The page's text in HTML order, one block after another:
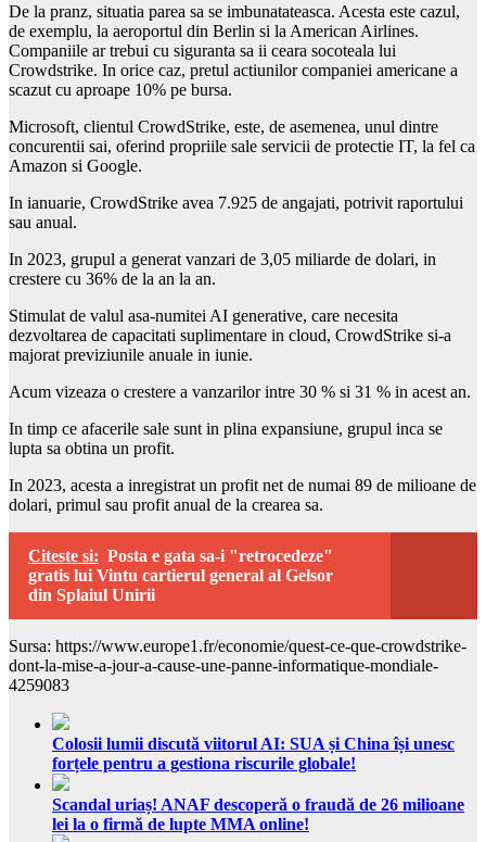
De la pranz, situatia parea sa se imbunatateasca. Acesta este cazul,
de exemplu, la aeroportul din Berlin si la American Airlines.
Companiile ar trebui cu siguranta sa ii ceara socoteala lui
Crowdstrike. In orice caz, pretul actiunilor companiei americane a
scazut cu aproape 10% pe bursa.
Microsoft, clientul CrowdStrike, este, de asemenea, unul dintre
concurentii sai, oferind propriile sale servicii de protectie IT, la fel ca
Amazon si Google.
In ianuarie, CrowdStrike avea 7.925 de angajati, potrivit raportului
sau anual.
In 2023, grupul a generat vanzari de 3,05 miliarde de dolari, in
crestere cu 36% de la an la an.
Stimulat de valul asa-numitei AI generative, care necesita
dezvoltarea de capacitati suplimentare in cloud, CrowdStrike si-a
majorat previziunile anuale in iunie.
Acum vizeaza o crestere a vanzarilor intre 30 % si 31 % in acest an.
In timp ce afacerile sale sunt in plina expansiune, grupul inca se
lupta sa obtina un profit.
In 2023, acesta a inregistrat un profit net de numai 89 de milioane de
dolari, primul sau profit anual de la crearea sa.
Citeste si: Posta e gata sa-i "retrocedeze"
gratis lui Vintu cartierul general al Gelsor
din Splaiul Unirii
Sursa: https://www.europe1.fr/economie/quest-ce-que-crowdstrike-
dont-la-mise-a-jour-a-cause-une-panne-informatique-mondiale-
4259083
Colosii lumii discută viitorul AI: SUA și China își unesc
forțele pentru a gestiona riscurile globale!
Scandal uriaș! ANAF descoperă o fraudă de 26 milioane
lei la o firmă de lupte MMA online!